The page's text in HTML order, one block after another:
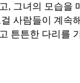
, 그녀의 모습을
사람들이 계속
튼튼한 다리를